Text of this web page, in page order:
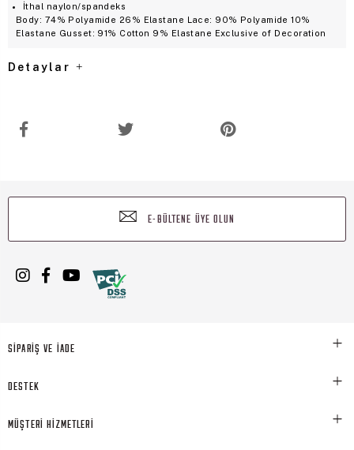
İthal naylon/spandeks
Body: 74% Polyamide 26% Elastane Lace: 90% Polyamide 10%
Elastane Gusset: 91% Cotton 9% Elastane Exclusive of Decoration
Detaylar
E-BÜLTENE ÜYE OLUN
SİPARİŞ VE İADE
DESTEK
MÜŞTERİ HİZMETLERİ